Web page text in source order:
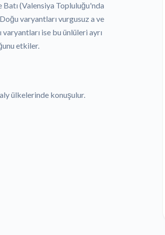
(Valensiya Topluluğu'nda
varyantları vurgusuz a ve
ise bu ünlüleri ayrı
etkiler.
ülkelerinde konuşulur.